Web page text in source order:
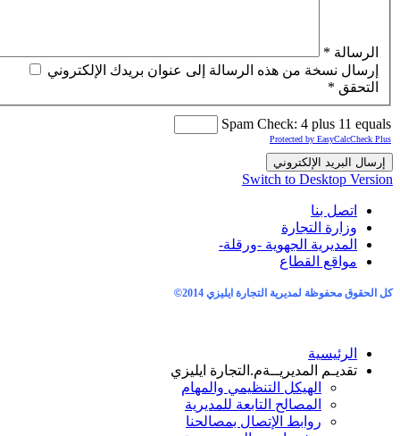
من هذه الرسالة إلى عنوان بريدك الإلكتروني
Spam Check: 4
Protected
Switch to
الجهوية -ورقلة-
التجارة ايليزي 2014 ©
م.التجارة ايليزي
التنظيمي والمهام
التابعة للمديرية
الإتصال بمصالحنا